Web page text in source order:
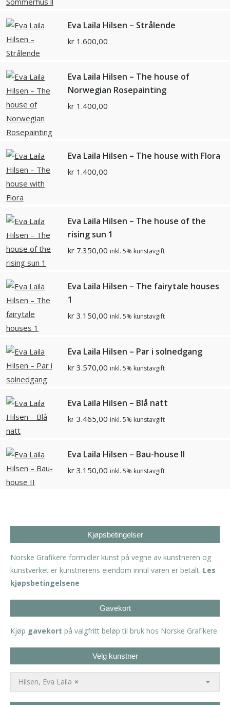
Eva Laila Hilsen – Strålende
kr 1.600,00
Eva Laila Hilsen – The house of
Norwegian Rosepainting
kr 1.400,00
Eva Laila Hilsen – The house with Flora
kr 1.400,00
Eva Laila Hilsen – The house of the
rising sun 1
kr 7.350,00 inkl. 5% kunstavgift
Eva Laila Hilsen – The fairytale houses
1
kr 3.150,00 inkl. 5% kunstavgift
Eva Laila Hilsen – Par i solnedgang
kr 3.570,00 inkl. 5% kunstavgift
Eva Laila Hilsen – Blå natt
kr 3.465,00 inkl. 5% kunstavgift
Eva Laila Hilsen – Bau-house II
kr 3.150,00 inkl. 5% kunstavgift
Kjøpsbetingelser
Norske Grafikere formidler kunst på vegne av kunstneren og
kunstverket er kunstnerens eiendom inntil varen er betalt. Les
kjøpsbetingelsene
Gavekort
Kjøp gavekort på valgfritt beløp til bruk hos Norske Grafikere.
Velg kunstner
×
Hilsen, Eva Laila